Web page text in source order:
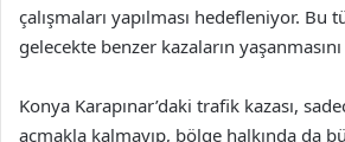
çalışmaları yapılması hedefleniyor. Bu
gelecekte benzer kazaların
Konya Karapınar’daki trafik kazası,
açmakla kalmayıp, bölge halkında da